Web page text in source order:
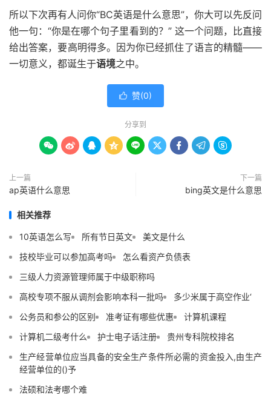
所以下次再有人问你“BC英语是什么意思”，你大可以先反问
他一句：“你是在哪个句子里看到的？” 这一个问题，比直接
给出答案，要高明得多。因为你已经抓住了语言的精髓——
一切意义，都诞生于语境之中。
 赞(0)
分享到
        
上一篇
ap英语什么意思
下一篇
bing英文是什么意思
相关推荐
10英语怎么写 所有节日英文
美文是什么
技校毕业可以参加高考吗
怎么看资产负债表
三级人力资源管理师属于中级职称吗
高校专项不服从调剂会影响本科一批吗
多少米属于高空作业‘
公务员和参公的区别
准考证有哪些优惠
计算机课程
计算机二级考什么
护士电子话注册
贵州专科院校排名
生产经营单位应当具备的安全生产条件所必需的资金投入,由生产
经营单位的()予
法硕和法考哪个难